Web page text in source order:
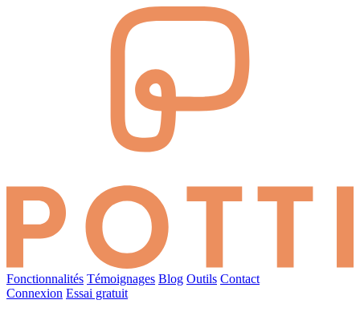
Fonctionnalités Témoignages Blog Outils Contact
Connexion Essai gratuit